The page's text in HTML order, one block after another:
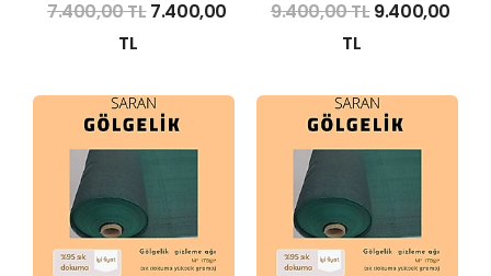
7.400,00 TL7.400,00
TL
9.400,00 TL9.400,00
TL